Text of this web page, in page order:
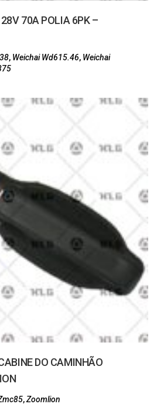
70A POLIA 6PK –
, Weichai Wd615.46, Weichai
DO CAMINHÃO
,Zoomlion